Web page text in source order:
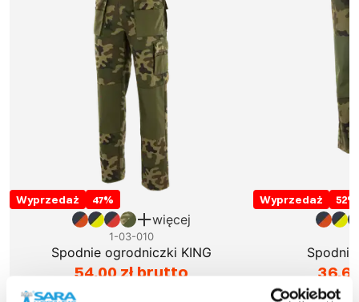
Wyprzedaż 47%
więcej
1-03-010
Spodnie ogrodniczki KING
54,00 zł brutto
Wyprzedaż 52%